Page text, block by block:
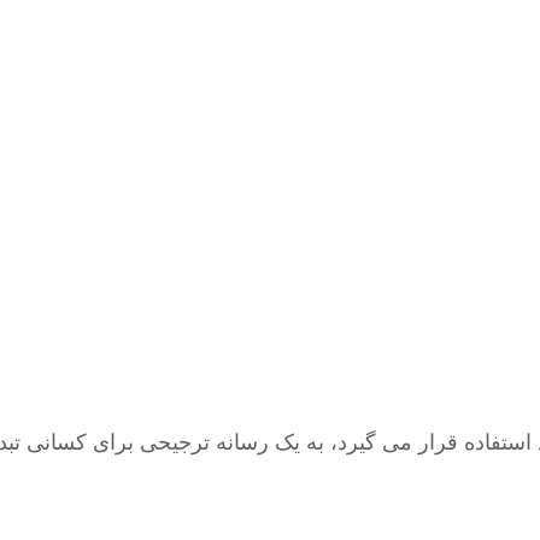
قرار می گیرد، به یک رسانه ترجیحی برای کسانی